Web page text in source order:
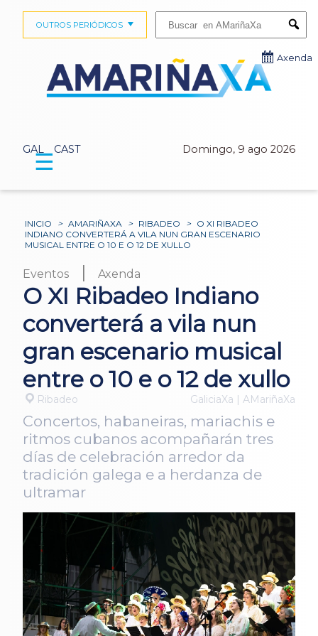
GAL CAST Domingo, 9 ago 2026
OUTROS PERIÓDICOS
Axenda
☰
INICIO > AMARIÑAXA > RIBADEO > O XI RIBADEO
INDIANO CONVERTERÁ A VILA NUN GRAN ESCENARIO
MUSICAL ENTRE O 10 E O 12 DE XULLO
Eventos | Axenda
O XI Ribadeo Indiano
converterá a vila nun
gran escenario musical
entre o 10 e o 12 de xullo
Ribadeo GaliciaXa | AMariñaXa
Concertos, habaneiras, mariachis e
ritmos cubanos acompañarán tres
días de celebración arredor da
tradición galega e a herdanza de
ultramar